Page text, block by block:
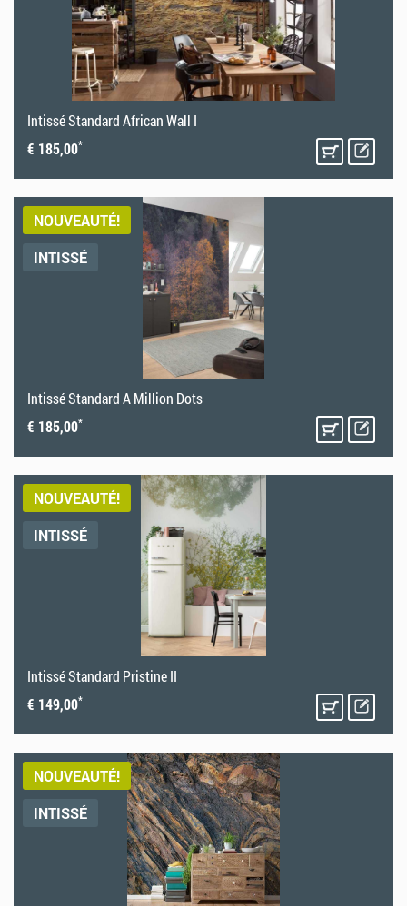
Intissé Standard African Wall I
€ 185,00*
NOUVEAUTÉ!
INTISSÉ
Intissé Standard A Million Dots
€ 185,00*
NOUVEAUTÉ!
INTISSÉ
Intissé Standard Pristine II
€ 149,00*
NOUVEAUTÉ!
INTISSÉ